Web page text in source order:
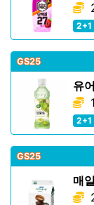
2+1
GS25
유
2+1
GS25
매